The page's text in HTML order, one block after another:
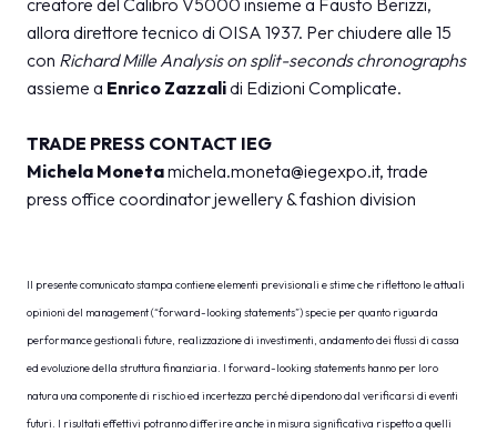
creatore del Calibro V5000 insieme a Fausto Berizzi,
allora direttore tecnico di OISA 1937. Per chiudere alle 15
con Richard Mille Analysis on split-seconds chronographs
assieme a Enrico Zazzalidi Edizioni Complicate.
TRADE PRESS CONTACT IEG
Michela Monetamichela.moneta@iegexpo.it, trade
press office coordinator jewellery & fashion division
Il presente comunicato stampa contiene elementi previsionali e stime che riflettono le attuali
opinioni del management (“forward-looking statements”) specie per quanto riguarda
performance gestionali future, realizzazione di investimenti, andamento dei flussi di cassa
ed evoluzione della struttura finanziaria. I forward-looking statements hanno per loro
natura una componente di rischio ed incertezza perché dipendono dal verificarsi di eventi
futuri. I risultati effettivi potranno differire anche in misura significativa rispetto a quelli